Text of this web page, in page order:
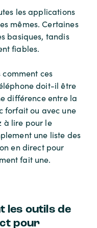
les applications
mêmes. Certaines
basiques, tandis
fiables.
ces
doit-il être
différence entre la
forfait ou avec une
à lire pour le
une liste des
en direct pour
fait une.
les outils de
pour